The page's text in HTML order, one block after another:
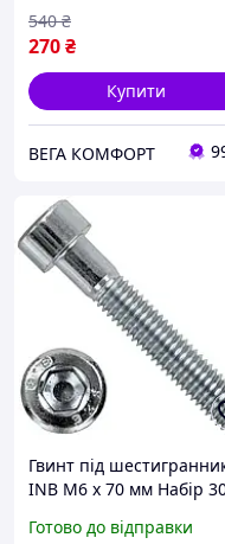
270₴
540 ₴
Купити
ВЕГА КОМФОРТ
Гвинт під
INB М6 х 70 мм Набір
Готово до відправки